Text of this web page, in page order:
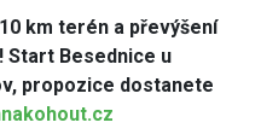
km terén a převýšení
Start Besednice u
propozice dostanete